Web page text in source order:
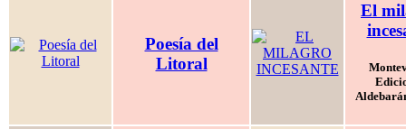
Poesía del
Litoral
El